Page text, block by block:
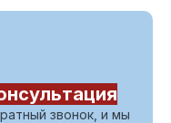
звонок, и мы